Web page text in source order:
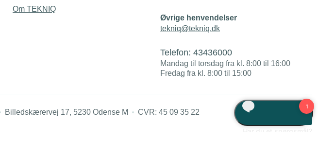
Om TEKNIQ
Øvrige henvendelser
tekniq@tekniq.dk
Telefon: 43436000
Mandag til torsdag fra kl. 8:00 til 16:00
Fredag fra kl. 8:00 til 15:00
Billedskærervej 17, 5230 Odense M CVR: 45 09 35 22